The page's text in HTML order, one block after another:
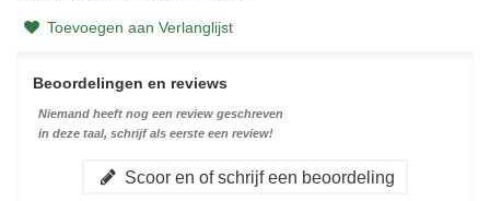
Toevoegen aan Verlanglijst
Beoordelingen en reviews
Niemand heeft nog een review geschreven
in deze taal, schrijf als eerste een review!
Scoor en of schrijf een beoordeling